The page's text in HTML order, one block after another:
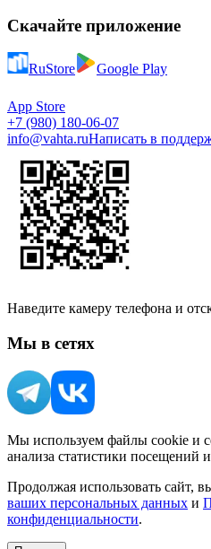
Скачайте приложение
RuStore Google Play
App Store
+7 (980) 180-06-07
info@vahta.ruНаписать в
Наведите камеру телефона и
Мы в сетях
Мы используем файлы cookie и
анализа статистики посещений
Продолжая использовать сайт,
ваших персональных данных и
конфиденциальности.